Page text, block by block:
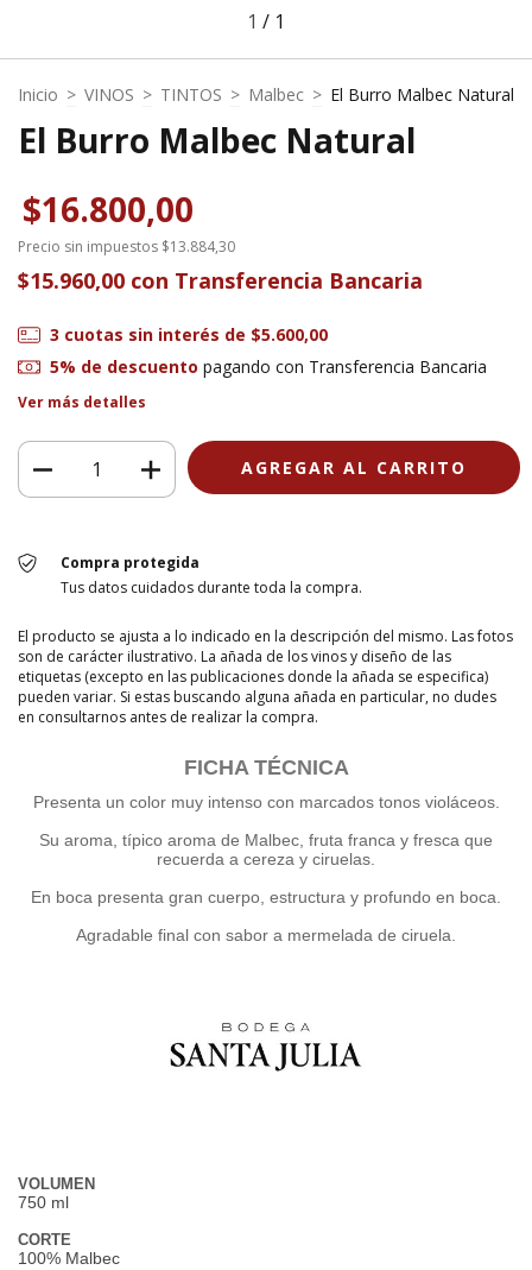
1 / 1
Inicio > VINOS > TINTOS > Malbec > El Burro Malbec Natural
El Burro Malbec Natural
$16.800,00
Precio sin impuestos $13.884,30
$15.960,00 con Transferencia Bancaria
3 cuotas sin interés de $5.600,00
5% de descuento pagando con Transferencia Bancaria
Ver más detalles
Compra protegida
Tus datos cuidados durante toda la compra.
El producto se ajusta a lo indicado en la descripción del mismo. Las fotos
son de carácter ilustrativo. La añada de los vinos y diseño de las
etiquetas (excepto en las publicaciones donde la añada se especifica)
pueden variar. Si estas buscando alguna añada en particular, no dudes
en consultarnos antes de realizar la compra.
FICHA TÉCNICA
Presenta un color muy intenso con marcados tonos violáceos.
Su aroma, típico aroma de Malbec, fruta franca y fresca que
recuerda a cereza y ciruelas.
En boca presenta gran cuerpo, estructura y profundo en boca.
Agradable final con sabor a mermelada de ciruela.
VOLUMEN
750 ml
CORTE
100% Malbec